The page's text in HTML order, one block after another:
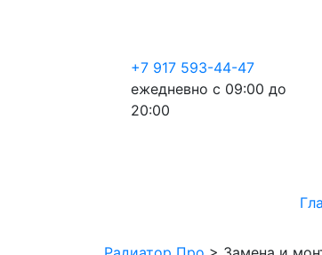
+7 917 593-44-47
ежедневно с 09:00 до
20:00